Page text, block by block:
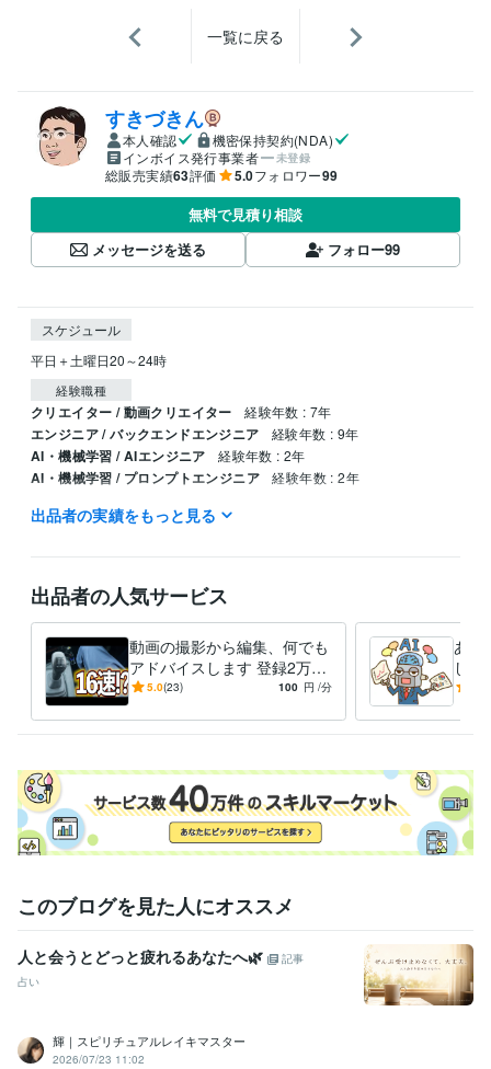
一覧に戻る
すきづきん
本人確認
機密保持契約(NDA)
インボイス発行事業者
未登録
総販売実績63評価 5.0フォロワー99
無料で見積り相談
メッセージを送る
フォロー99
スケジュール
平日＋土曜日20～24時
経験職種
クリエイター / 動画クリエイター 経験年数 : 7年
エンジニア / バックエンドエンジニア 経験年数 : 9年
AI・機械学習 / AIエンジニア 経験年数 : 2年
AI・機械学習 / プロンプトエンジニア 経験年数 : 2年
職歴
株式会社情報システム工学 2007年3月 ~ 2017年5月
株式会社エキスパート
プログラミング言語・フレームワーク
COBOL:10年JavaScript:5年C#:2年Unity:2年
ビジネス・クリエイティブツール
ChatGPT:2年Adobe Premiere Pro:7年
Bubble:0年
Google スプレッドシート:3年
得意分野
動画編集・映像制作 動画編集
YouTube
学歴
語学力
中国語 日常会話レベル
出品者の実績をもっと見る
出品者の人気サービス
動画の撮影から編集、何でも
アドバイスします 登録2万越
えTiktoker、Youtuberの必勝
5.0(23) 100 円 /分
あな
し
ウハ
このブログを見た人にオススメ
人と会うとどっと疲れるあなたへ🌿
記事
占い
輝｜スピリチュアルレイキマスター
2026/07/23 11:02